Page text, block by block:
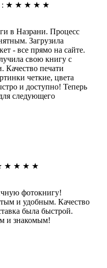
: ★ ★ ★ ★ ★
в Назрани. Процесс
Загрузила
- все прямо на сайте.
свою книгу с
Качество печати
четкие, цвета
и доступно! Теперь
следующего
★ ★ ★ ★
фотокнигу!
и удобным. Качество
была быстрой.
и знакомым!